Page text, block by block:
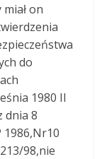
on
do
1980 II
dnia 8
1986,Nr10
98,nie